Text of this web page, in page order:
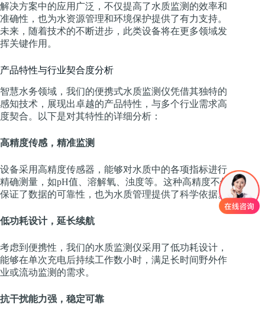
解决方案中的应用广泛，不仅提高了水质监测的效率和
准确性，也为水资源管理和环境保护提供了有力支持。
未来，随着技术的不断进步，此类设备将在更多领域发
挥关键作用。
产品特性与行业契合度分析
智慧水务领域，我们的便携式水质监测仪凭借其独特的
感知技术，展现出卓越的产品特性，与多个行业需求高
度契合。以下是对其特性的详细分析：
高精度传感，精准监测
设备采用高精度传感器，能够对水质中的各项指标进行
精确测量，如pH值、溶解氧、浊度等。这种高精度不仅
保证了数据的可靠性，也为水质管理提供了科学依据。
低功耗设计，延长续航
考虑到便携性，我们的水质监测仪采用了低功耗设计，
能够在单次充电后持续工作数小时，满足长时间野外作
业或流动监测的需求。
抗干扰能力强，稳定可靠